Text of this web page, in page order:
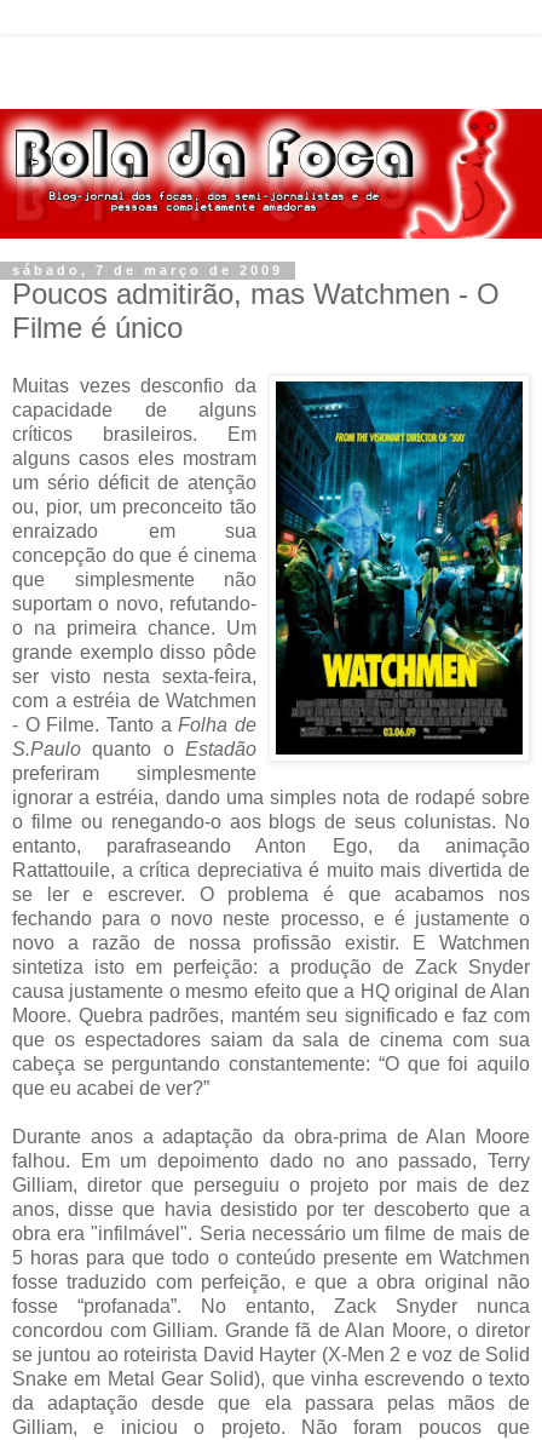
sábado, 7 de março de 2009
Poucos admitirão, mas Watchmen - O
Filme é único
Muitas vezes desconfio da
capacidade de alguns
críticos brasileiros. Em
alguns casos eles mostram
um sério déficit de atenção
ou, pior, um preconceito tão
enraizado em sua
concepção do que é cinema
que simplesmente não
suportam o novo, refutando-
o na primeira chance. Um
grande exemplo disso pôde
ser visto nesta sexta-feira,
com a estréia de Watchmen
- O Filme. Tanto aFolha de
S.Paulo quanto o Estadão
preferiram simplesmente
ignorar a estréia, dando uma simples nota de rodapé sobre
o filme ou renegando-o aos blogs de seus colunistas. No
entanto, parafraseando Anton Ego, da animação
Rattattouile, a crítica depreciativa é muito mais divertida de
se ler e escrever. O problema é que acabamos nos
fechando para o novo neste processo, e é justamente o
novo a razão de nossa profissão existir. E Watchmen
sintetiza isto em perfeição: a produção de Zack Snyder
causa justamente o mesmo efeito que a HQ original de Alan
Moore. Quebra padrões, mantém seu significado e faz com
que os espectadores saiam da sala de cinema com sua
cabeça se perguntando constantemente: “O que foi aquilo
que eu acabei de ver?”
Durante anos a adaptação da obra-prima de Alan Moore
falhou. Em um depoimento dado no ano passado, Terry
Gilliam, diretor que perseguiu o projeto por mais de dez
anos, disse que havia desistido por ter descoberto que a
obra era "infilmável". Seria necessário um filme de mais de
5 horas para que todo o conteúdo presente em Watchmen
fosse traduzido com perfeição, e que a obra original não
fosse “profanada”. No entanto, Zack Snyder nunca
concordou com Gilliam. Grande fã de Alan Moore, o diretor
se juntou ao roteirista David Hayter (X-Men 2 e voz de Solid
Snake em Metal Gear Solid), que vinha escrevendo o texto
da adaptação desde que ela passara pelas mãos de
Gilliam, e iniciou o projeto. Não foram poucos que